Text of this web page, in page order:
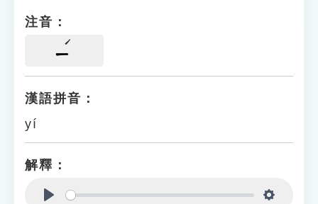
注音：
ㄧ
漢語拼音：
yí
解釋：